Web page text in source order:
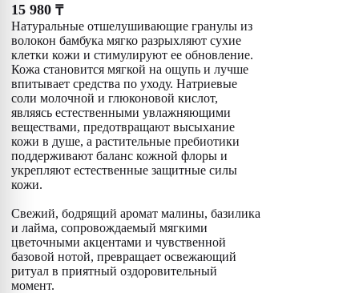
15 980 ₸
Натуральные отшелушивающие гранулы из
волокон бамбука мягко разрыхляют сухие
клетки кожи и стимулируют ее обновление.
Кожа становится мягкой на ощупь и лучше
впитывает средства по уходу. Натриевые
соли молочной и глюконовой кислот,
являясь естественными увлажняющими
веществами, предотвращают высыхание
кожи в душе, а растительные пребиотики
поддерживают баланс кожной флоры и
укрепляют естественные защитные силы
кожи.
Свежий, бодрящий аромат малины, базилика
и лайма, сопровождаемый мягкими
цветочными акцентами и чувственной
базовой нотой, превращает освежающий
ритуал в приятный оздоровительный
момент.